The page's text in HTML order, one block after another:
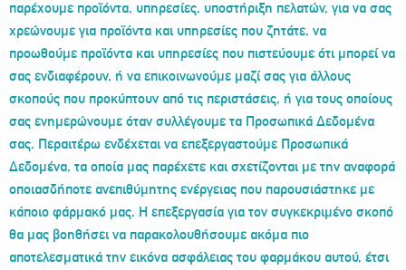
παρέχουμε προϊόντα, υπηρεσίες, υποστήριξη πελατών, για να σας
χρεώνουμε για προϊόντα και υπηρεσίες που ζητάτε, να
προωθούμε προϊόντα και υπηρεσίες που πιστεύουμε ότι μπορεί να
σας ενδιαφέρουν, ή να επικοινωνούμε μαζί σας για άλλους
σκοπούς που προκύπτουν από τις περιστάσεις, ή για τους οποίους
σας ενημερώνουμε όταν συλλέγουμε τα Προσωπικά Δεδομένα
σας. Περαιτέρω ενδέχεται να επεξεργαστούμε Προσωπικά
Δεδομένα, τα οποία μας παρέχετε και σχετίζονται με την αναφορά
οποιασδήποτε ανεπιθύμητης ενέργειας που παρουσιάστηκε με
κάποιο φάρμακό μας. Η επεξεργασία για τον συγκεκριμένο σκοπό
θα μας βοηθήσει να παρακολουθήσουμε ακόμα πιο
αποτελεσματικά την εικόνα ασφάλειας του φαρμάκου αυτού, έτσι